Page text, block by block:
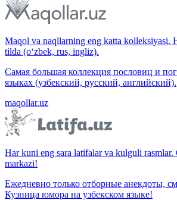
Maqol va naqllarning eng katta kolleksiyasi.
tilda (o‘zbek, rus, ingliz).
Самая большая коллекция пословиц и
языках (узбекский, русский, английский).
maqollar.uz
Har kuni eng sara latifalar va kulguli
markazi!
Ежедневно только отборные анекдоты,
Кузница юмора на узбекском языке!